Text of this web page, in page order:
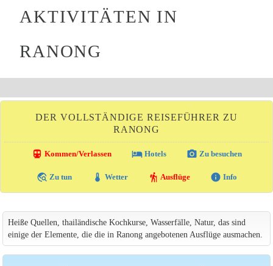
AKTIVITÄTEN IN
RANONG
DER VOLLSTÄNDIGE REISEFÜHRER ZU
RANONG
directions_transit Kommen/Verlassen local_hotelHotels photo_camera Zu besuchen
travel_explore Zu tun thermostat Wetter hiking Ausflüge info Info
Heiße Quellen, thailändische Kochkurse, Wasserfälle, Natur, das sind
einige der Elemente, die die in Ranong angebotenen Ausflüge ausmachen.